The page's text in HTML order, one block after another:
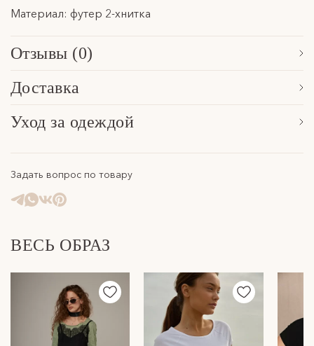
Материал: футер 2-хнитка
Отзывы (0)
Сначала новые
Доставка
Обработка заказа, формирование посылки и последующая
передача в указанную службу доставки осуществляется в
Отправляем посылки курьерской компаний СДЭК.
Подробнее с условиями доставки можно ознакомиться в
разделе доставка.
Уход за одеждой
Задать вопрос по товару
ВЕСЬ ОБРАЗ